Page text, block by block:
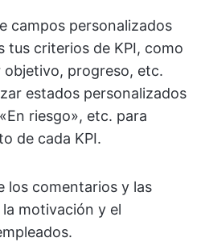
campos personalizados
tus criterios de KPI, como
progreso, etc.
estados personalizados
riesgo», etc. para
de cada KPI.
los comentarios y las
motivación y el